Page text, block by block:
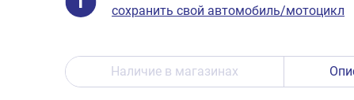
сохранить свой автомобиль/мотоцикл
Наличие в магазинах